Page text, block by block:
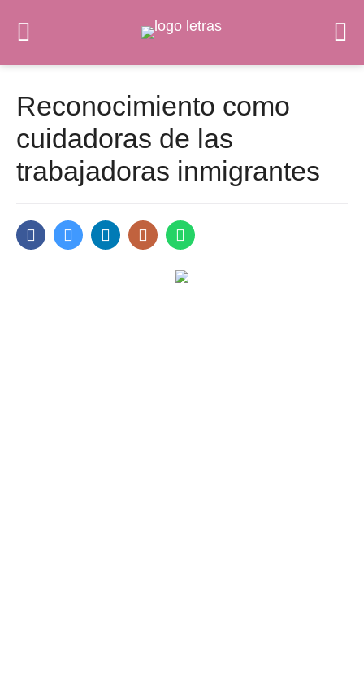
Reconocimiento como
cuidadoras de las
trabajadoras inmigrantes